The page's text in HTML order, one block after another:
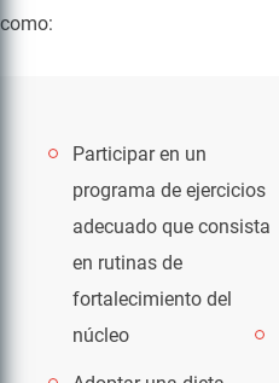
como:
Participar en un
programa de ejercicios
adecuado que consista
en rutinas de
fortalecimiento del
núcleo